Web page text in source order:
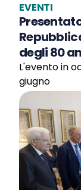
EVENTI
degli 80
L'evento in
giugno